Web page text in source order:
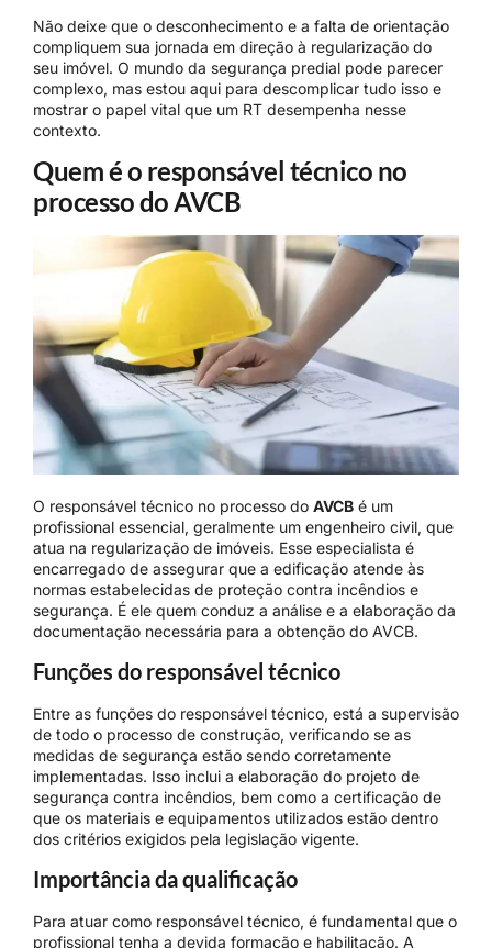
Não deixe que o desconhecimento e a falta de orientação
compliquem sua jornada em direção à regularização do
seu imóvel. O mundo da segurança predial pode parecer
complexo, mas estou aqui para descomplicar tudo isso e
mostrar o papel vital que um RT desempenha nesse
contexto.
Quem é o responsável técnico no
processo do AVCB
O responsável técnico no processo do AVCB é um
profissional essencial, geralmente um engenheiro civil, que
atua na regularização de imóveis. Esse especialista é
encarregado de assegurar que a edificação atende às
normas estabelecidas de proteção contra incêndios e
segurança. É ele quem conduz a análise e a elaboração da
documentação necessária para a obtenção do AVCB.
Funções do responsável técnico
Entre as funções do responsável técnico, está a supervisão
de todo o processo de construção, verificando se as
medidas de segurança estão sendo corretamente
implementadas. Isso inclui a elaboração do projeto de
segurança contra incêndios, bem como a certificação de
que os materiais e equipamentos utilizados estão dentro
dos critérios exigidos pela legislação vigente.
Importância da qualificação
Para atuar como responsável técnico, é fundamental que o
profissional tenha a devida formação e habilitação. A